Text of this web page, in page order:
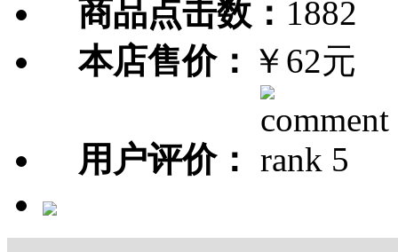
商品点击数： 1882
本店售价： ￥62元
用户评价：